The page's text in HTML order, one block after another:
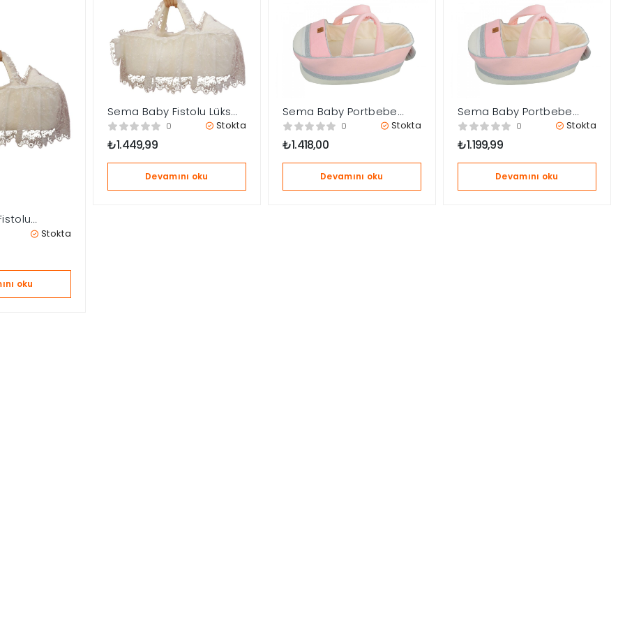
Yenidoğan
Ekru
Stokta
oku
Sema Baby Fistolu Lüks
Yenidoğan Bebek Yatağı
0 Stokta
₺1.449,99
Devamını oku
Sema Baby Portbebe
Yenidoğan Bebek Yatağı
0 Stokta
₺1.418,00
Devamını oku
Sema Baby Portbebe
Yenidoğan Bebek Yatağı
0 Stokta
₺1.199,99
Devamını oku